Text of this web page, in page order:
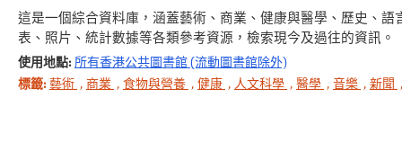
這是一個綜合資料庫，涵蓋藝術、商業、健康與醫學、歷史、
表、照片、統計數據等各類參考資源，檢索現今及過往的資訊。
使用地點: 所有香港公共圖書館 (流動圖書館除外)
標籤: 藝術 , 商業 , 食物與營養 , 健康 , 人文科學 , 醫學 , 音樂 , 新聞